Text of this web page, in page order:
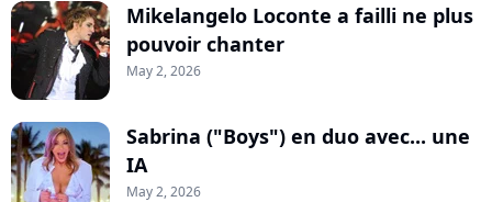
Mikelangelo Loconte a failli ne plus
pouvoir chanter
May 2, 2026
Sabrina ("Boys") en duo avec... une
IA
May 2, 2026